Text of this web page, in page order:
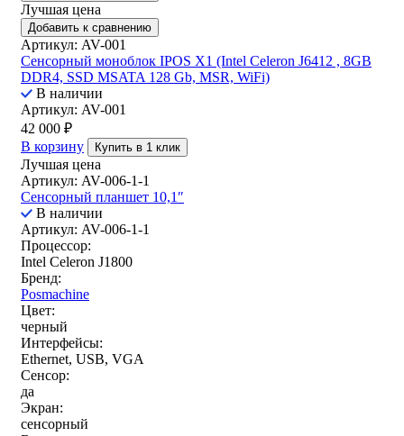
Лучшая цена
Добавить к сравнению
Артикул: AV-001
Сенсорный моноблок IPOS X1 (Intel Celeron J6412 , 8GB
DDR4, SSD MSATA 128 Gb, MSR, WiFi)
В наличии
Артикул: AV-001
42 000 ₽
В корзину
Купить в 1 клик
Лучшая цена
Артикул: AV-006-1-1
Сенсорный планшет 10,1″
В наличии
Артикул: AV-006-1-1
Процессор:
Intel Celeron J1800
Бренд:
Posmachine
Цвет:
черный
Интерфейсы:
Ethernet, USB, VGA
Сенсор:
да
Экран:
сенсорный